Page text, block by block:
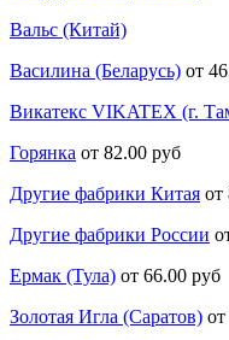
Вальс (Китай)
Василина (Беларусь) от
Викатекс VIKATEX (г.
Горянка от 82.00 руб
Другие фабрики Китая от
Другие фабрики России
Ермак (Тула) от 66.00 руб
Золотая Игла (Саратов)